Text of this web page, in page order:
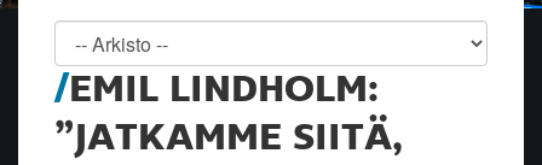
EMIL LINDHOLM:
”JATKAMME SIITÄ,